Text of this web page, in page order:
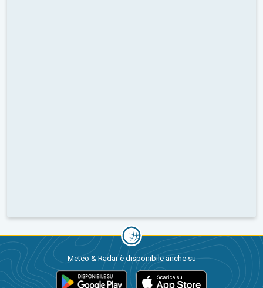
Meteo & Radar è disponibile anche su